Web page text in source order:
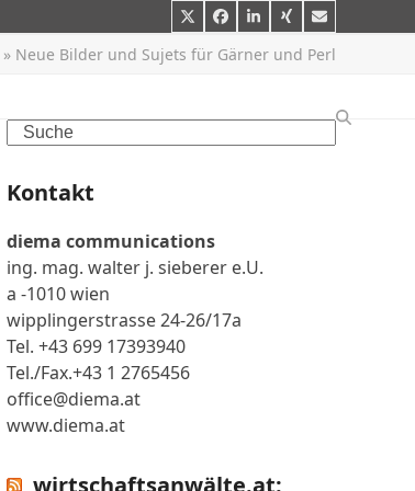
TwitterFacebook
LinkedIn
XingE-
Mail
» Neue Bilder und Sujets für Gärner und Perl
Search
Kontakt
diema communications
ing. mag. walter j. sieberer e.U.
a -1010 wien
wipplingerstrasse 24-26/17a
Tel. +43 699 17393940
Tel./Fax.+43 1 2765456
office@diema.at
www.diema.at
wirtschaftsanwälte.at: